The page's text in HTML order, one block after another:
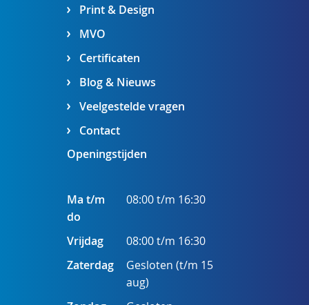
Print & Design
MVO
Certificaten
Blog & Nieuws
Veelgestelde vragen
Contact
Openingstijden
Ma t/m
do
08:00 t/m 16:30
Vrijdag
08:00 t/m 16:30
Zaterdag
Gesloten (t/m 15
aug)